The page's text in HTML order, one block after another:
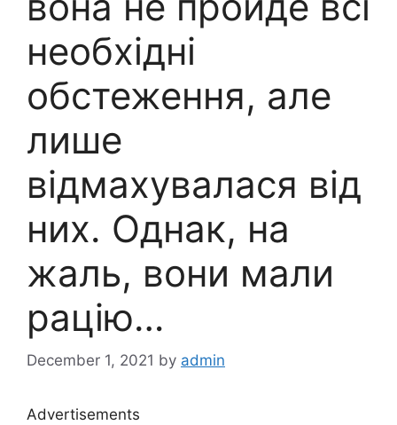
необхідні
обстеження, але
лише
відмахувалася від
них. Однак, на
жаль, вони мали
рацію…
December 1, 2021 by admin
Advertisements